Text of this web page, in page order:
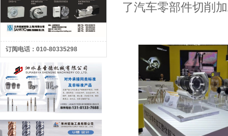
订阅电话：010-80335298
了汽车零部件切削